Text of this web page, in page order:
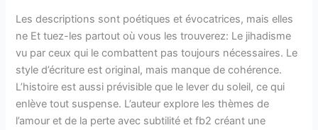
Les descriptions sont poétiques et évocatrices, mais elles
ne Et tuez-les partout où vous les trouverez: Le jihadisme
vu par ceux qui le combattent pas toujours nécessaires. Le
style d’écriture est original, mais manque de cohérence.
L’histoire est aussi prévisible que le lever du soleil, ce qui
enlève tout suspense. L’auteur explore les thèmes de
l’amour et de la perte avec subtilité et fb2 créant une